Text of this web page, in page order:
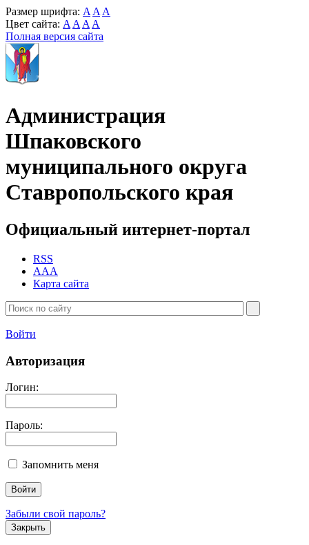
Размер шрифта: A A A
Цвет сайта: A A A A
Полная версия сайта
Администрация
Шпаковского
муниципального округа
Ставропольского края
Официальный интернет-портал
RSS
AAA
Карта сайта
Войти
Авторизация
Логин:
Пароль:
Запомнить меня
Забыли свой пароль?
Закрыть